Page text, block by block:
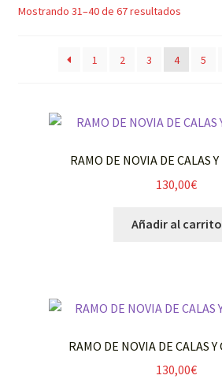
RAMOS DE FLORES
PLANTAS DE INTERIOR
RAMOS DE NOVIA
ADORNOS IGLESIA
Mostrando 31–40 de 67 resultados
1 2 3 4 5
RAMO DE NOVIA DE CALAS
130,00€
Añadir al carrito
RAMO DE NOVIA DE CALAS
130,00€